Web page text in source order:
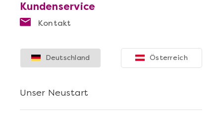
Kundenservice
Kontakt
Unser Neustart
Deutschland Österreich